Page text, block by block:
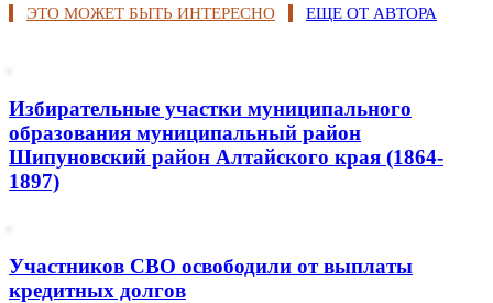
ЭТО МОЖЕТ БЫТЬ ИНТЕРЕСНО ЕЩЕ ОТ АВТОРА
Избирательные участки муниципального
образования муниципальный район
Шипуновский район Алтайского края (1864-
1897)
Участников СВО освободили от выплаты
кредитных долгов